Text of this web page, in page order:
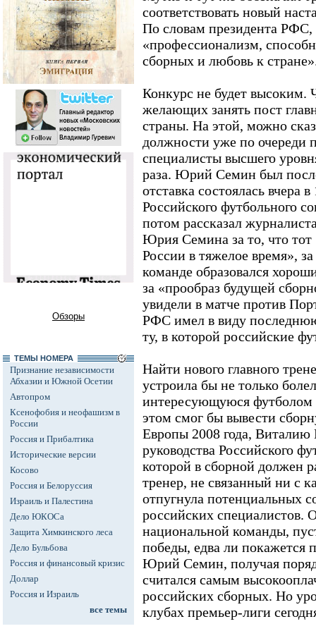
Обзоры
ТЕМЫ НОМЕРА
Признание независимости
Абхазии и Южной Осетии
Автопром
Ксенофобия и неофашизм в
России
Россия и Прибалтика
Исторические версии
Косово
Россия и Белоруссия
Израиль и Палестина
Дело ЮКОСа
Защита Химкинского леса
Дело Бульбова
Россия и финансовый кризис
Доллар
Россия и Израиль
все темы
соответствовать новый
По словам президента РФС,
«профессионализм,
сборных и любовь к
Конкурс не будет высоким.
желающих занять пост
страны. На этой, можно
должности уже по очереди
специалисты высшего
раза. Юрий Семин был
отставка состоялась вчера
Российского футбольного
потом рассказал
Юрия Семина за то, что тот
России в тяжелое время»,
команде образовался
за «прообраз будущей
увидели в матче против
РФС имел в виду
ту, в которой российские
Найти нового главного
устроила бы не только
интересующуюся футболом
этом смог бы вывести
Европы 2008 года, Виталию
руководства Российского
которой в сборной должен
тренер, не связанный ни с
отпугнула потенциальных
российских специалистов.
национальной команды,
победы, едва ли покажется
Юрий Семин, получая
считался самым
российских сборных. Но
клубах премьер-лиги